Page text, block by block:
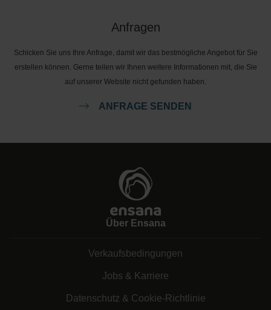
Anfragen
Schicken Sie uns Ihre Anfrage, damit wir das bestmögliche Angebot für Sie
erstellen können. Gerne teilen wir Ihnen weitere Informationen mit, die Sie
auf unserer Website nicht gefunden haben.
ANFRAGE SENDEN
Über Ensana
Verkaufsbedingungen
Jobs & Karriere
Datenschutz & Cookie-Richtlinie